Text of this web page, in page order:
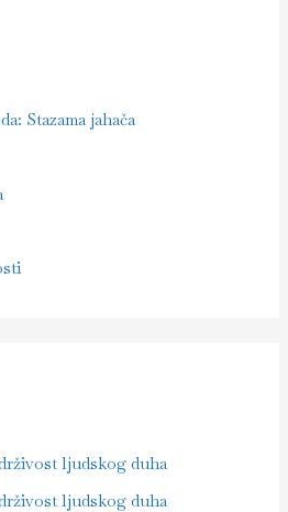
Stazama jahača
ljudskog duha
ljudskog duha